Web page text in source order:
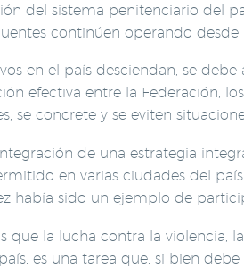
del sistema penitenciario del
continúen operando
en el país desciendan, se
efectiva entre la Federación,
se concrete y se eviten
de una estrategia
en varias ciudades del
había sido un ejemplo de
que la lucha contra la
es una tarea que, si bien